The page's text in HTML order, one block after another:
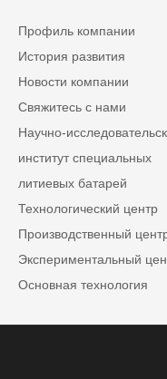
Профиль компании
История развития
Новости компании
Свяжитесь с нами
Научно-
институт специальных
литиевых батарей
Технологический центр
Производственный
Экспериментальный
Основная технология